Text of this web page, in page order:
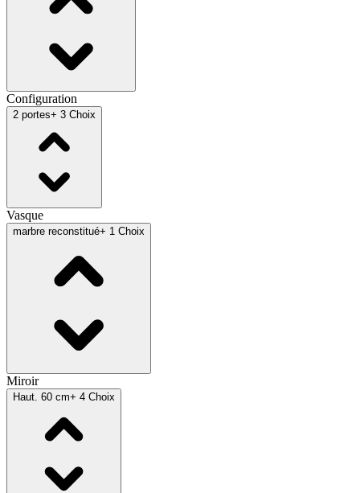
Configuration
2 portes+ 3 Choix
Vasque
marbre reconstitué+ 1 Choix
Miroir
Haut. 60 cm+ 4 Choix